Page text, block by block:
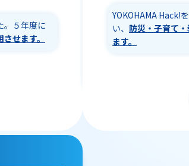
。５年度に
せます。
YOKOHAMA Hack!
い、 防災・子育て
ます。